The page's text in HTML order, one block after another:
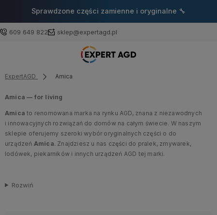
Sprawdzone części zamienne i oryginalne 🔧
609 649 822 sklep@expertagd.pl
ExpertAGD Amica
Amica — for living
Amicato renomowana marka na rynku AGD, znana z niezawodnych
i innowacyjnych rozwiązań do domów na całym świecie. W naszym
sklepie oferujemy szeroki wybór oryginalnych części o do
urządzeń Amica. Znajdziesz u nas części do pralek, zmywarek,
lodówek, piekarników i innych urządzeń AGD tej marki.
Rozwiń